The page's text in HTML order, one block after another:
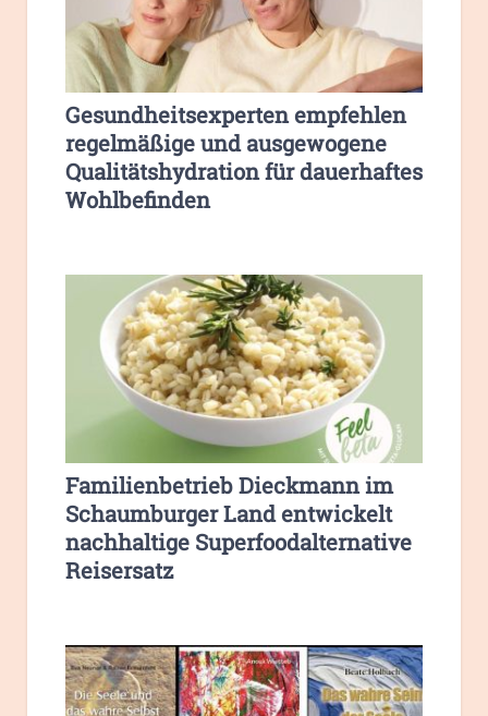
Gesundheitsexperten empfehlen
regelmäßige und ausgewogene
Qualitätshydration für dauerhaftes
Wohlbefinden
Familienbetrieb Dieckmann im
Schaumburger Land entwickelt
nachhaltige Superfoodalternative
Reisersatz